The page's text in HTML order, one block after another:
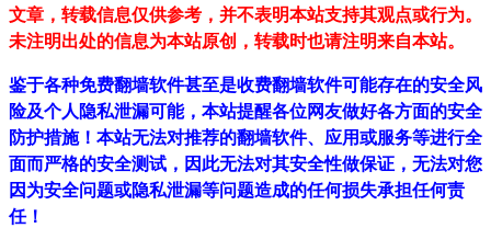
文章，转载信息仅供参考，并不表明本站支持其观点或行为。
未注明出处的信息为本站原创，转载时也请注明来自本站。
鉴于各种免费翻墙软件甚至是收费翻墙软件可能存在的安全风
险及个人隐私泄漏可能，本站提醒各位网友做好各方面的安全
防护措施！本站无法对推荐的翻墙软件、应用或服务等进行全
面而严格的安全测试，因此无法对其安全性做保证，无法对您
因为安全问题或隐私泄漏等问题造成的任何损失承担任何责
任！